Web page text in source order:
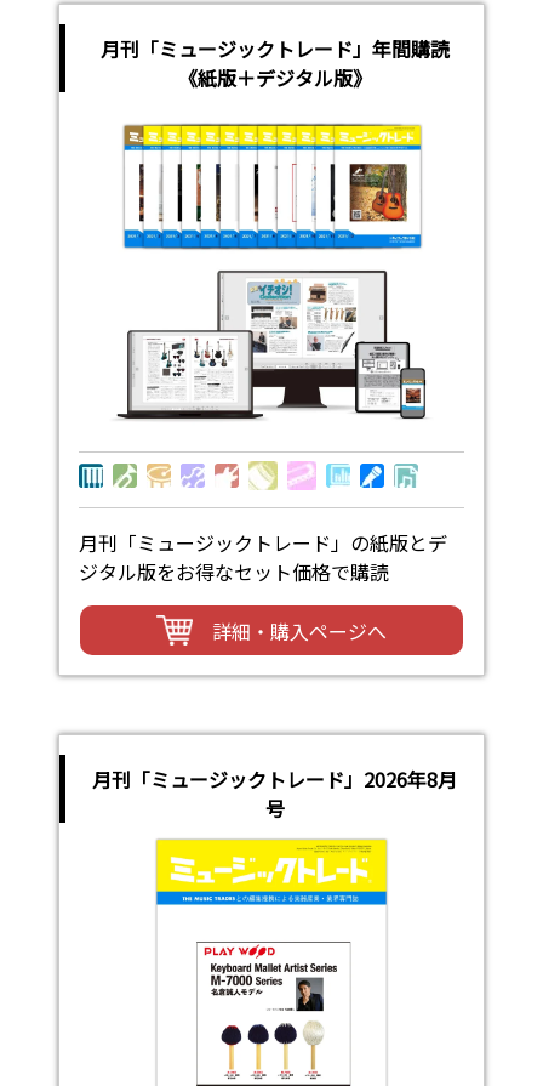
月刊「ミュージックトレード」年間購読
《紙版＋デジタル版》
月刊「ミュージックトレード」の紙版とデ
ジタル版をお得なセット価格で購読
詳細・購入ページへ
月刊「ミュージックトレード」2026年8月
号